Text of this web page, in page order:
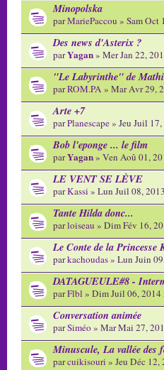
Minopolska
parMariePaccou » Sam Oct
Des news d'Asterix ?
parYagan» Mer Jan 22,
"Le Labyrinthe" de
parROM.PA » Mar Avr 29,
Arte +7
parPlanescape» Jeu Juil
Bob l'eponge ... le film
parYagan» Ven Aoû 01,
LE VENT SE LÈVE
parKassi » Lun Juil 08,
Tante Hilda donc...
parloiseau » Dim Fév 16,
Le Conte de la Princesse
parkachoudas» Lun Juin
DATAGUEULE#8 -
parFlbl » Dim Juil 06, 2014
Conversation animée
parSiméo» Mar Mai 27,
Minuscule, La vallée des
parcuikisouri » Jeu Déc